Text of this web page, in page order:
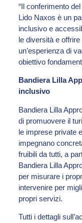
“Il conferimento
Lido Naxos è un
inclusivo e
le diversità e
un’esperienza di
obiettivo
Bandiera Lilla
inclusivo
Bandiera Lilla
di promuovere il
le imprese private
impegnano
fruibili da tutti, a
Bandiera Lilla
per misurare i
intervenire per
propri servizi.
Tutti i dettagli